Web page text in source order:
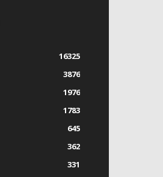
16325
3876
1976
1783
645
362
331